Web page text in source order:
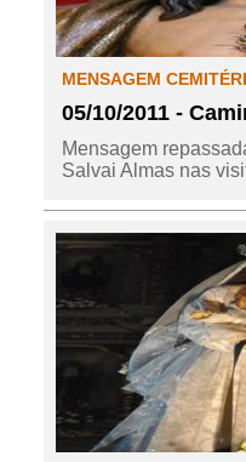
MENSAGEM
05/10/2011 -
Mensagem
Salvai Almas nas